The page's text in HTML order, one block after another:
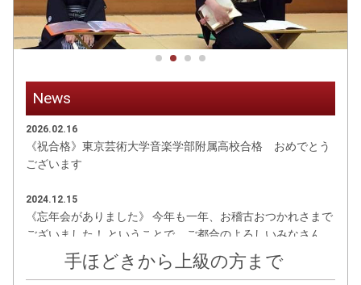
News
2026.02.16
《祝合格》東京芸術大学音楽学部附属高校合格 おめでとう
ございます
2024.12.15
《忘年会がありました》 今年も一年、お稽古おつかれさまで
ございました！ ということで、ご都合のよろしいみなさん
と、歌舞伎座から駆け付けた先生二人とでわいわいおいしい
お食事とお酒（呑める方だけ）で乾杯しました。 来年のお稽
手ほどきから上級の方まで